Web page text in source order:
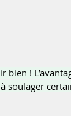
bien !
soulager